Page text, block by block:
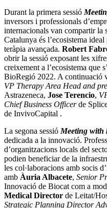
Durant la primera sessió
inversors i professionals
internacionals van compartir la
Catalunya és l’ecosistema
teràpia avançada. Robert
obrir la sessió exposant les
creixement a l’ecosistema que
BioRegió 2022. A continuació
VP Therapy Area Head and
Astrazeneca, Jose Terencio,
Chief Business Officerde
de InvivoCapital .
La segona sessióMeeting with
dedicada a la innovació.
d’organitzacions locals del
podien beneficiar de la
les col·laboracions amb socis
amb Àuria Albacete, Senior
Innovació de Biocat com a
Medical Director de Leitat/
Strategic Planning Director